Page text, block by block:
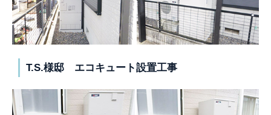
T.S.様邸 エコキュート設置工事